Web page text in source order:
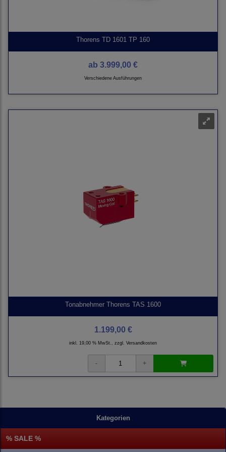
Kategorien
% SALE %
Thorens TD 1601 TP 160
ab 3.999,00 €
Verschiedene Ausführungen
Tonabnehmer Thorens TAS 1600
1.199,00 €
inkl. 19,00 % MwSt., zzgl. Versandkosten